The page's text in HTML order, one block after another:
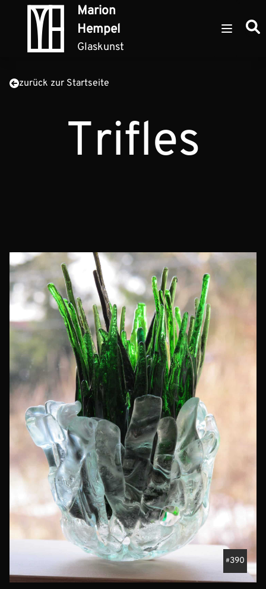
Zum Inhalt springenMarion
Hempel
Glaskunst
Open
zurück zur Startseite
Trifles
390